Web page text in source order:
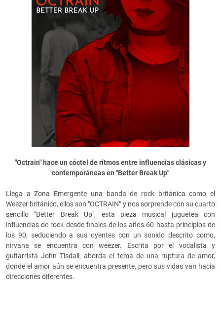
"Octrain" hace un cóctel de ritmos entre influencias clásicas y
contemporáneas en "Better Break Up"
Llega a Zona Emergente una banda de rock británica como el
Weezer británico, ellos son "OCTRAIN" y nos sorprende con su cuarto
sencillo "Better Break Up", esta pieza musical juguetea con
influencias de rock desde finales de los años 60 hasta principios de
los 90, seduciendo a sus oyentes con un sonido descrito como,
nirvana se encuentra con weezer. Escrita por el vocalista y
guitarrista John Tisdall, aborda el tema de una ruptura de amor,
donde el amor aún se encuentra presente, pero sus vidas van hacia
direcciones diferentes.